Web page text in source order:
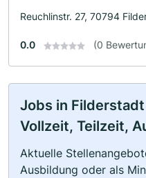
Reuchlinstr. 27, 70794
0.0 (0
Jobs in
Vollzeit, Teilzeit,
Aktuelle
Ausbildung oder als